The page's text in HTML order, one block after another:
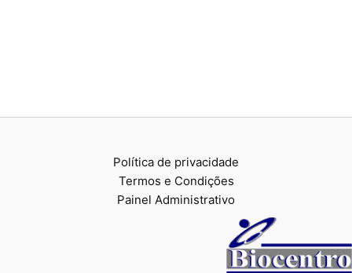
Política de privacidade
Termos e Condições
Painel Administrativo